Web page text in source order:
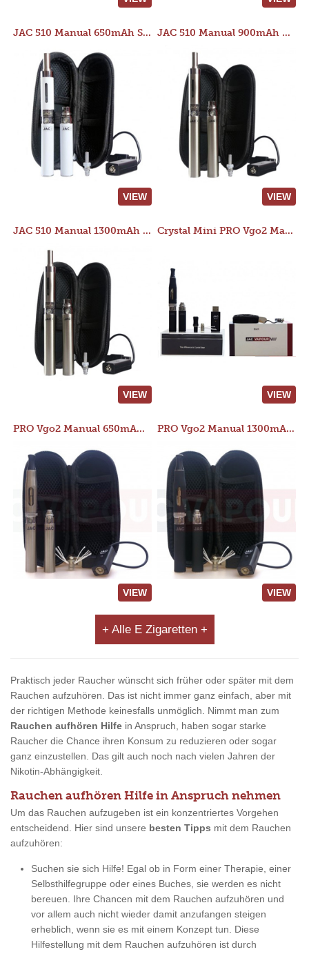
JAC 510 Manual 650mAh Starter Kit
VIEW
JAC 510 Manual 900mAh Starter Kit
VIEW
JAC 510 Manual 1300mAh Starter Kit
VIEW
Crystal Mini PRO Vgo2 Manual 400mAh Kit
VIEW
PRO Vgo2 Manual 650mAh Kit
VIEW
PRO Vgo2 Manual 1300mAh Kit
VIEW
+ Alle E Zigaretten +
Praktisch jeder Raucher wünscht sich früher oder später mit dem
Rauchen aufzuhören. Das ist nicht immer ganz einfach, aber mit
der richtigen Methode keinesfalls unmöglich. Nimmt man zum
Rauchen aufhören Hilfe in Anspruch, haben sogar starke
Raucher die Chance ihren Konsum zu reduzieren oder sogar
ganz einzustellen. Das gilt auch noch nach vielen Jahren der
Nikotin-Abhängigkeit.
Rauchen aufhören Hilfe in Anspruch nehmen
Um das Rauchen aufzugeben ist ein konzentriertes Vorgehen
entscheidend. Hier sind unsere besten Tipps mit dem Rauchen
aufzuhören:
Suchen sie sich Hilfe! Egal ob in Form einer Therapie, einer
Selbsthilfegruppe oder eines Buches, sie werden es nicht
bereuen. Ihre Chancen mit dem Rauchen aufzuhören und
vor allem auch nicht wieder damit anzufangen steigen
erheblich, wenn sie es mit einem Konzept tun. Diese
Hilfestellung mit dem Rauchen aufzuhören ist durch